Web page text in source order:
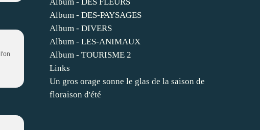
Album - DES-PAYSAGES
Album - DIVERS
Album - LES-ANIMAUX
Album - TOURISME 2
Links
Un gros orage sonne le glas de la saison de
floraison d'été